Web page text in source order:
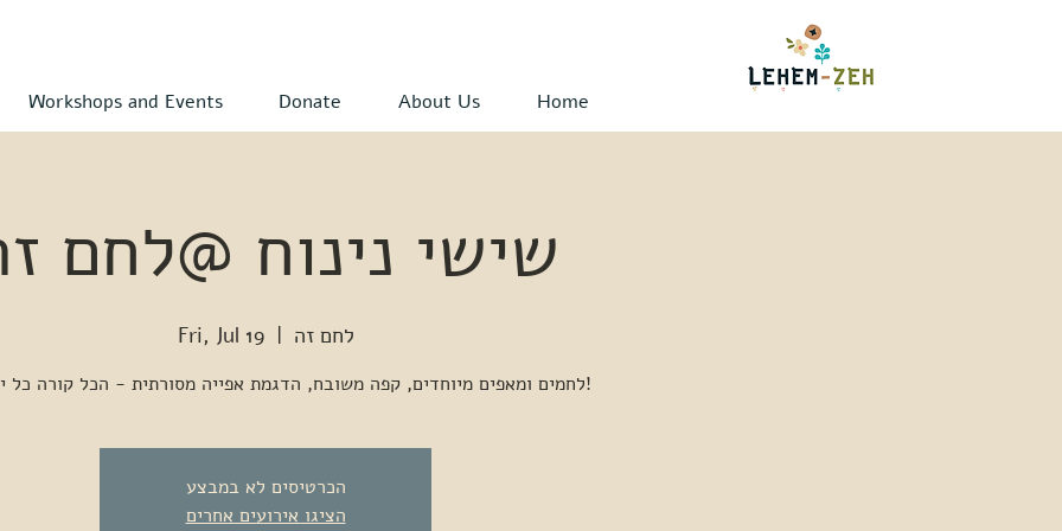
Home
About Us
Donate
Workshops and Events
שישי נינוח @לחם
Fri, Jul 19
  |
לחם זה
לחמים ומאפים מיוחדים, קפה משובח, הדגמת אפייה מסורתית - הכל קורה כל יום שישי!
הכרטיסים לא במבצע
הציגו אירועים אחרים